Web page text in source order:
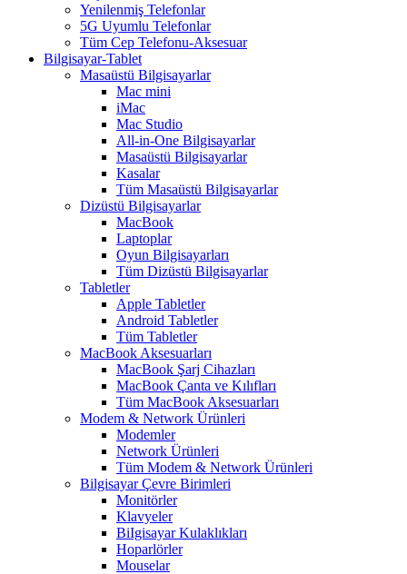
Yenilenmiş Telefonlar
5G Uyumlu Telefonlar
Tüm Cep Telefonu-Aksesuar
Bilgisayar-Tablet
Masaüstü Bilgisayarlar
Mac mini
iMac
Mac Studio
All-in-One Bilgisayarlar
Masaüstü Bilgisayarlar
Kasalar
Tüm Masaüstü Bilgisayarlar
Dizüstü Bilgisayarlar
MacBook
Laptoplar
Oyun Bilgisayarları
Tüm Dizüstü Bilgisayarlar
Tabletler
Apple Tabletler
Android Tabletler
Tüm Tabletler
MacBook Aksesuarları
MacBook Şarj Cihazları
MacBook Çanta ve Kılıfları
Tüm MacBook Aksesuarları
Modem & Network Ürünleri
Modemler
Network Ürünleri
Tüm Modem & Network Ürünleri
Bilgisayar Çevre Birimleri
Monitörler
Klavyeler
BiIgisayar Kulaklıkları
Hoparlörler
Mouselar